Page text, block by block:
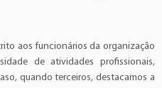
aos funcionários da organização
de atividades profissionais,
quando terceiros, destacamos a